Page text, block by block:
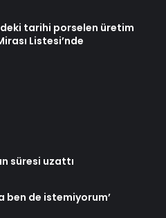
tarihi porselen üretim
Listesi’nde
süresi uzattı
ben de istemiyorum’